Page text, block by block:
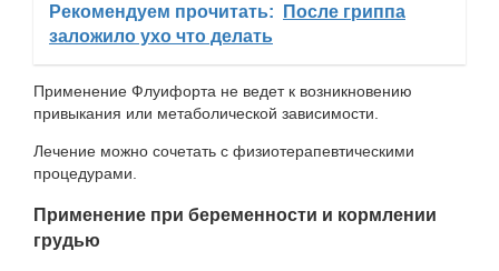
Рекомендуем прочитать:
После гриппа
заложило ухо что делать
Применение Флуифорта не ведет к возникновению
привыкания или метаболической зависимости.
Лечение можно сочетать с физиотерапевтическими
процедурами.
Применение при беременности и кормлении
грудью